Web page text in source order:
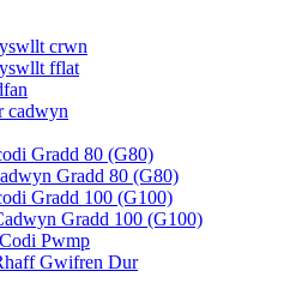
crwn
fflat
cadwyn
Gradd 80 (G80)
Gradd 80 (G80)
Gradd 100 (G100)
Gradd 100 (G100)
Pwmp
Gwifren Dur